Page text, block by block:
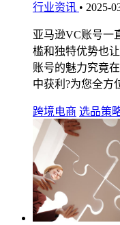
行业资讯 • 2025-
亚马逊VC账号一
槛和独特优势也
账号的魅力究竟
中获利?为您全方
跨境电商 选品策